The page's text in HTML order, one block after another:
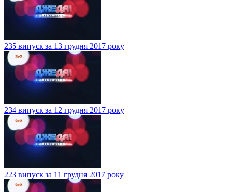
235 випуск за 13 грудня 2017 року
234 випуск за 12 грудня 2017 року
223 випуск за 11 грудня 2017 року